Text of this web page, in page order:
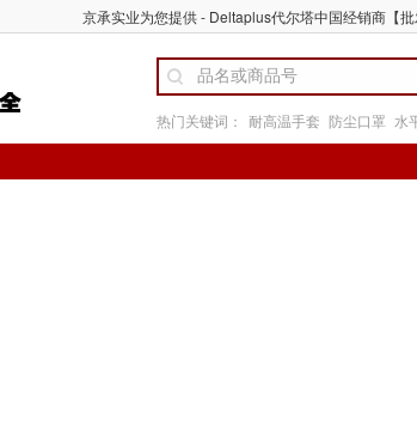
京承实业为您提供 - Deltaplus代尔塔中国经销商【
热门关键词： 耐高温手套 防尘口罩 水